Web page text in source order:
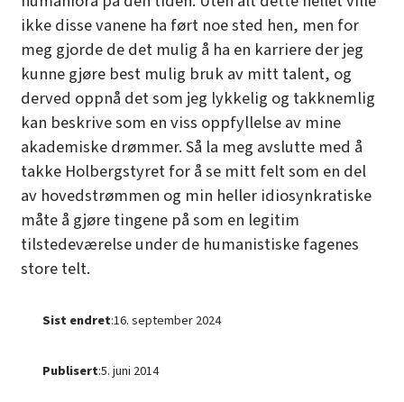
Sist endret:16. september 2024
Publisert:5. juni 2014